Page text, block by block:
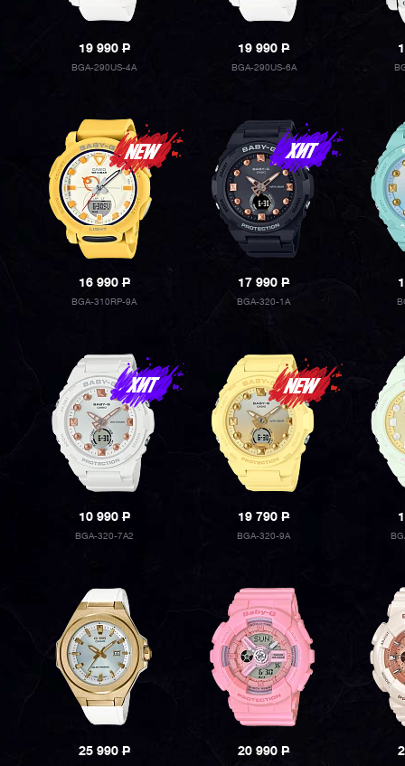
19 990P
BGA-290US-4A
19 990P
BGA-290US-6A
16 990P
BGA-310RP-9A
17 990P
BGA-320-1A
10 990P
BGA-320-7A2
19 790P
BGA-320-9A
25 990P 20 990P